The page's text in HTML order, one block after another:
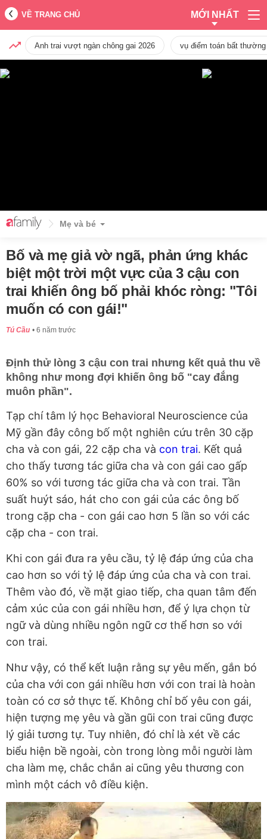
VỀ TRANG CHỦ MỚI NHẤT
Anh trai vượt ngàn chông gai 2026 vụ điểm toán bất
Mẹ và bé
Bố và mẹ giả vờ ngã, phản ứng khác
biệt một trời một vực của 3 cậu con
trai khiến ông bố phải khóc ròng: "Tôi
muốn có con gái!"
Tú Cầu 6 năm trước
Định thử lòng 3 cậu con trai nhưng kết quả thu về
không như mong đợi khiến ông bố "cay đắng
muôn phần".
Tạp chí tâm lý học Behavioral Neuroscience của
Mỹ gần đây công bố một nghiên cứu trên 30 cặp
cha và con gái, 22 cặp cha và con trai. Kết quả
cho thấy tương tác giữa cha và con gái cao gấp
60% so với tương tác giữa cha và con trai. Tần
suất huýt sáo, hát cho con gái của các ông bố
trong cặp cha - con gái cao hơn 5 lần so với các
cặp cha - con trai.
Khi con gái đưa ra yêu cầu, tỷ lệ đáp ứng của cha
cao hơn so với tỷ lệ đáp ứng của cha và con trai.
Thêm vào đó, về mặt giao tiếp, cha quan tâm đến
cảm xúc của con gái nhiều hơn, để ý lựa chọn từ
ngữ và dùng nhiều ngôn ngữ cơ thể hơn so với
con trai.
Như vậy, có thể kết luận rằng sự yêu mến, gắn bó
của cha với con gái nhiều hơn với con trai là hoàn
toàn có cơ sở thực tế. Không chỉ bố yêu con gái,
hiện tượng mẹ yêu và gần gũi con trai cũng được
lý giải tương tự. Tuy nhiên, đó chỉ là xét về các
biểu hiện bề ngoài, còn trong lòng mỗi người làm
cha làm mẹ, chắc chắn ai cũng yêu thương con
mình một cách vô điều kiện.